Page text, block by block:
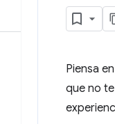
Piensa
que no